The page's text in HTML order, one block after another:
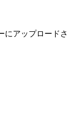
にアップロードさ